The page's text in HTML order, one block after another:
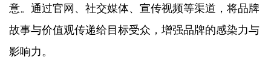
意。通过官网、社交媒体、宣传视频等渠道，将品牌
故事与价值观传递给目标受众，增强品牌的感染力与
影响力。​